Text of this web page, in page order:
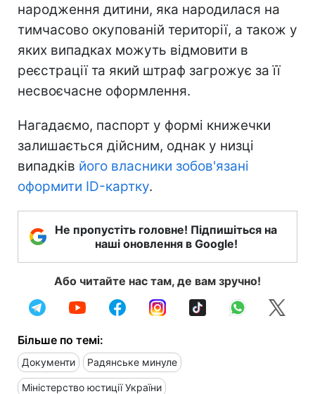
народження дитини, яка народилася на
тимчасово окупованій території, а також у
яких випадках можуть відмовити в
реєстрації та який штраф загрожує за її
несвоєчасне оформлення.
Нагадаємо, паспорт у формі книжечки
залишається дійсним, однак у низці
випадків його власники зобов'язані
оформити ID-картку.
Не пропустіть головне! Підпишіться на
наші оновлення в Google!
Або читайте нас там, де вам зручно!
Більше по темі:
Документи Радянське минуле
Міністерство юстиції України